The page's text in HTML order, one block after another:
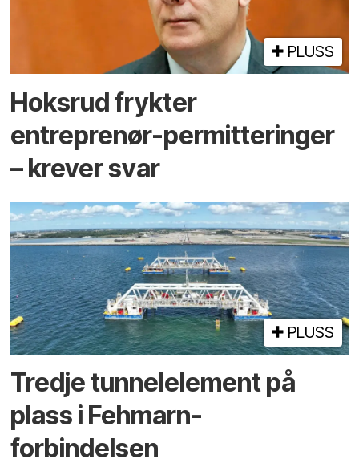
PLUSS
Hoksrud frykter
entreprenør-permitteringer
– krever svar
PLUSS
Tredje tunnel­element på
plass i Fehmarn-
forbindelsen